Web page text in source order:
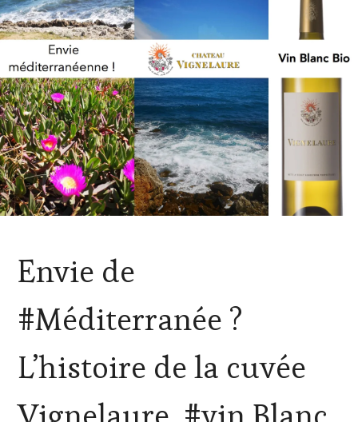
CLUB
:
TASTING
VOUCHER,
DE-
PROVENCE,
VITICOLE,
Envie de
#Méditerranée ?
L’histoire de la cuvée